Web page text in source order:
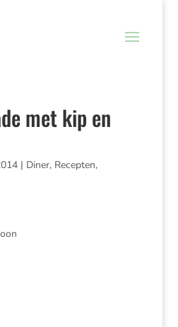
met kip en
| Diner, Recepten,